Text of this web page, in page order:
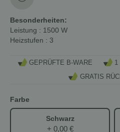
Besonderheiten:
Leistung : 1500 W
Heizstufen : 3
GEPRÜFTE B-WARE
1
GRATIS
Farbe
Schwarz
+ 0,00 €